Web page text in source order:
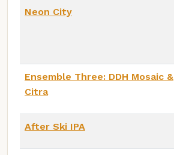
Neon City
Ensemble Three: DDH Mosaic &
Citra
After Ski IPA